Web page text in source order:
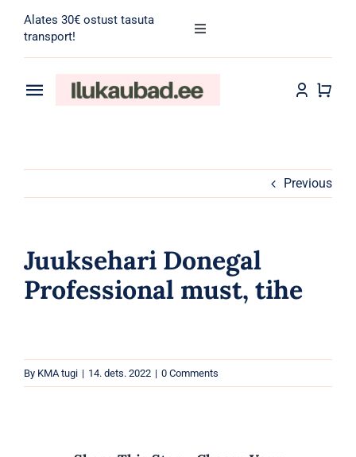
content
Alates 30€ ostust tasuta
transport!
Toggle
for:
Toggle
Meik
Parfüümid
Previous
Juuksehari Donegal
Professional must, tihe
By KMA tugi | 14. dets. 2022 | 0 Comments